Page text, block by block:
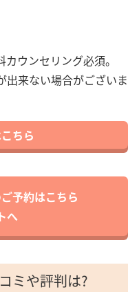
ウンセリング必須。
出来ない場合がございま
ちら
予約はこちら
へ
ミや評判は?